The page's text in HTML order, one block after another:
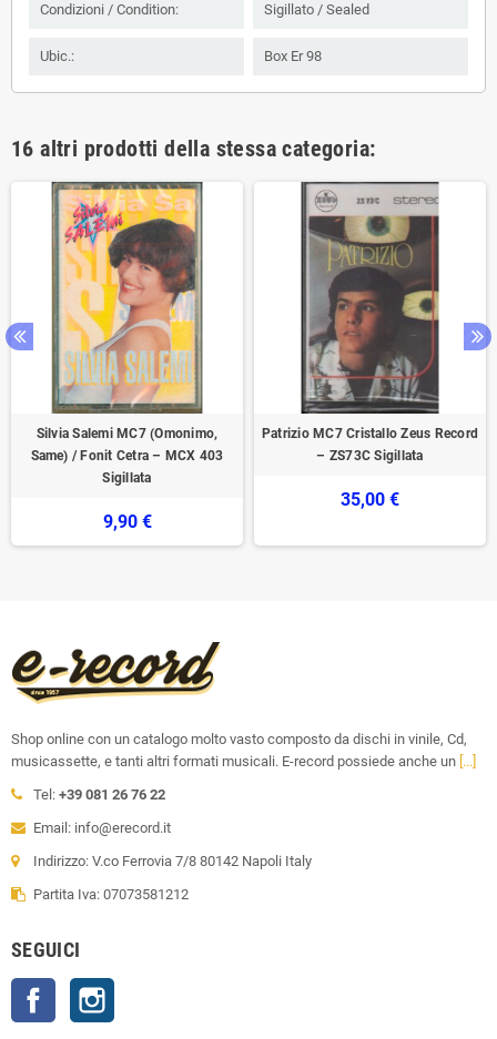
Condizioni / Condition: Sigillato / Sealed
Ubic.: Box Er 98
16 altri prodotti della stessa categoria:
Silvia Salemi MC7 (Omonimo,
Same) / Fonit Cetra – MCX 403
Sigillata
9,90 €
Patrizio MC7 Cristallo Zeus Record
– ZS73C Sigillata
35,00 €
Shop online con un catalogo molto vasto composto da dischi in vinile, Cd,
musicassette, e tanti altri formati musicali. E-record possiede anche un [...]
Tel: +39 081 26 76 22
Email: info@erecord.it
Indirizzo: V.co Ferrovia 7/8 80142 Napoli Italy
Partita Iva: 07073581212
SEGUICI
Facebook